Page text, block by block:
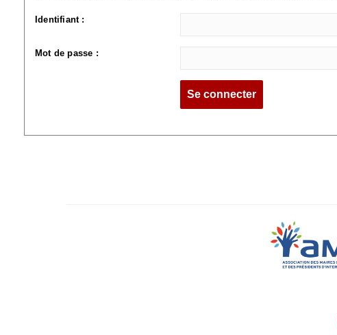
Identifiant :
Mot de passe :